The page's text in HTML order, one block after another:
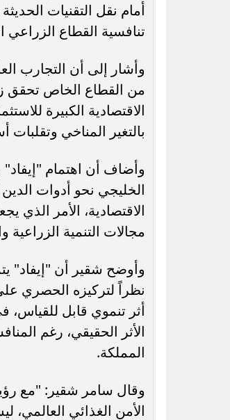
أمام نقل التقنيات
تنافسية القطاع الزراعي
وأشار إلى أن التجارب
الاقتصادية الكبيرة
بالتغير المناخي وتقلبات
وأضاف أن اهتمام
الخليجي نحو أدوات
الاقتصادية، الأمر الذي
مجالات التنمية الزراعية
وأوضح شقير أن "إيفاد"
نظراً لتركيزه الحصري
أثر تنموي قابل للقياس،
الأثر الحقيقي، رغم
المملكة.
الأمن الغذائي